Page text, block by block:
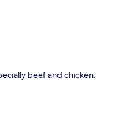
beef and chicken.